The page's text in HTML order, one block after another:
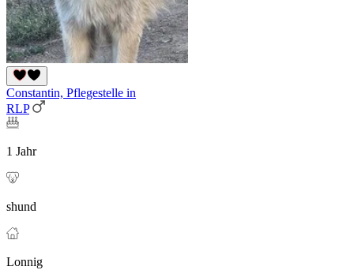
Constantin, Pflegestelle in
RLP
1 Jahr
shund
Lonnig